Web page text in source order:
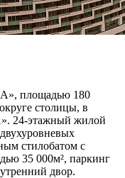
площадью 180
столицы, в
24-этажный жилой
стилобатом с
35 000м², паркинг
двор.